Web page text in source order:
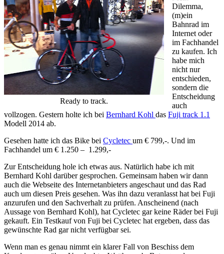
Ready to track.
Dilemma,
(m)ein
Bahnrad im
Internet oder
im Fachhandel
zu kaufen. Ich
habe mich
nicht nur
entschieden,
sondern die
Entscheidung
auch
vollzogen. Gestern holte ich bei Bernhard Kohl das Fuji track 1.1
Modell 2014 ab.
Gesehen hatte ich das Bike bei Cycletec um € 799,-. Und im
Fachhandel um € 1.250 – 1.299,-
Zur Entscheidung hole ich etwas aus. Natürlich habe ich mit
Bernhard Kohl darüber gesprochen. Gemeinsam haben wir dann
auch die Webseite des Internetanbieters angeschaut und das Rad
auch um diesen Preis gesehen. Was ihn dazu veranlasst hat bei Fuji
anzurufen und den Sachverhalt zu prüfen. Anscheinend (nach
Aussage von Bernhard Kohl), hat Cycletec gar keine Räder bei Fuji
gekauft. Ein Testkauf von Fuji bei Cycletec hat ergeben, dass das
gewünschte Rad gar nicht verfügbar sei.
Wenn man es genau nimmt ein klarer Fall von Beschiss dem